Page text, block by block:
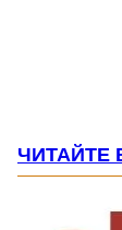
ЧИТАЙТЕ